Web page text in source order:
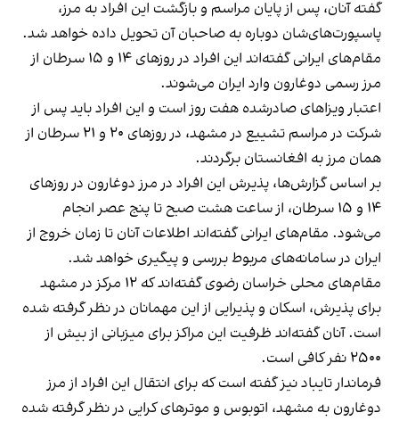
گفته آنان، پس از پایان مراسم و بازگشت این افراد به مرز،
پاسپورت‌های‌شان دوباره به صاحبان آن تحویل داده خواهد شد.
مقام‌های ایرانی گفته‌اند این افراد در روزهای ۱۴ و ۱۵ سرطان از
مرز رسمی دوغارون وارد ایران می‌شوند.
اعتبار ویزاهای صادرشده هفت روز است و این افراد باید پس از
شرکت در مراسم تشییع در مشهد، در روزهای ۲۰ و ۲۱ سرطان از
همان مرز به افغانستان برگردند.
بر اساس گزارش‌ها، پذیرش این افراد در مرز دوغارون در روزهای
۱۴ و ۱۵ سرطان، از ساعت هشت صبح تا پنج عصر انجام
می‌شود. مقام‌های ایرانی گفته‌اند اطلاعات آنان تا زمان خروج از
ایران در سامانه‌های مربوط بررسی و پیگیری خواهد شد.
مقام‌های محلی خراسان رضوی گفته‌اند که ۱۲ مرکز در مشهد
برای پذیرش، اسکان و پذیرایی از این مهمانان در نظر گرفته شده
است. آنان گفته‌اند ظرفیت این مراکز برای میزبانی از بیش از
۲۵۰۰ نفر کافی است.
فرماندار تایباد نیز گفته است که برای انتقال این افراد از مرز
دوغارون به مشهد، اتوبوس و موترهای کرایی در نظر گرفته شده